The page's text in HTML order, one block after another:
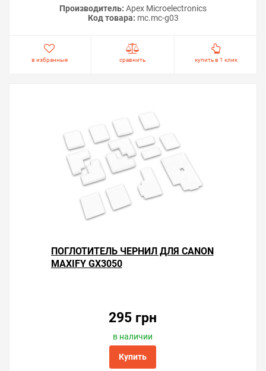
Производитель: Apex Microelectronics
Код товара: mc.mc-g03
в избранные сравнить купить в 1 клик
ПОГЛОТИТЕЛЬ ЧЕРНИЛ ДЛЯ CANON
MAXIFY GX3050
295 грн
в наличии
Купить